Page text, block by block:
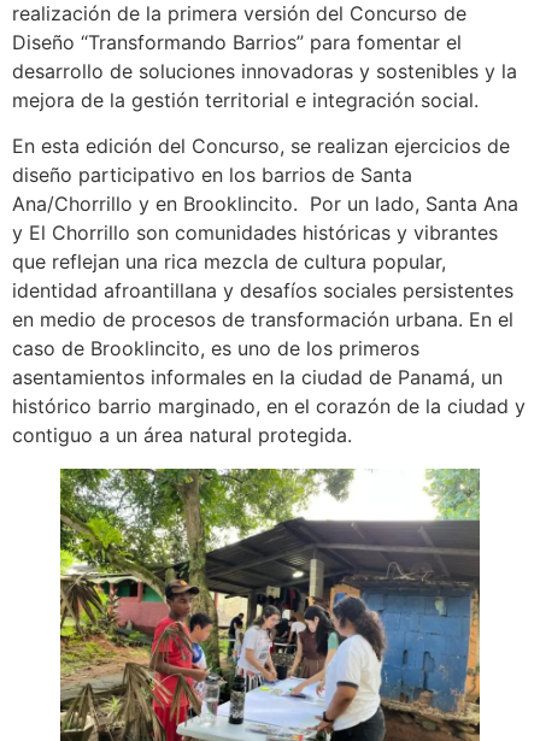
realización de la primera versión del Concurso de
Diseño “Transformando Barrios” para fomentar el
desarrollo de soluciones innovadoras y sostenibles y la
mejora de la gestión territorial e integración social.
En esta edición del Concurso, se realizan ejercicios de
diseño participativo en los barrios de Santa
Ana/Chorrillo y en Brooklincito. Por un lado, Santa Ana
y El Chorrillo son comunidades históricas y vibrantes
que reflejan una rica mezcla de cultura popular,
identidad afroantillana y desafíos sociales persistentes
en medio de procesos de transformación urbana. En el
caso de Brooklincito, es uno de los primeros
asentamientos informales en la ciudad de Panamá, un
histórico barrio marginado, en el corazón de la ciudad y
contiguo a un área natural protegida.